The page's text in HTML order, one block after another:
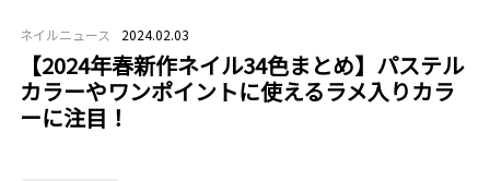
ネイルニュース 2024.02.03
【2024年春新作ネイル34色まとめ】パステル
カラーやワンポイントに使えるラメ入りカラ
ーに注目！